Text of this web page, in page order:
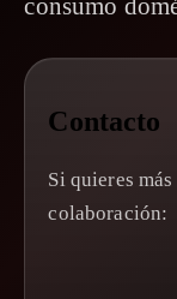
consumo
Contacto
Si quieres
colaboración: